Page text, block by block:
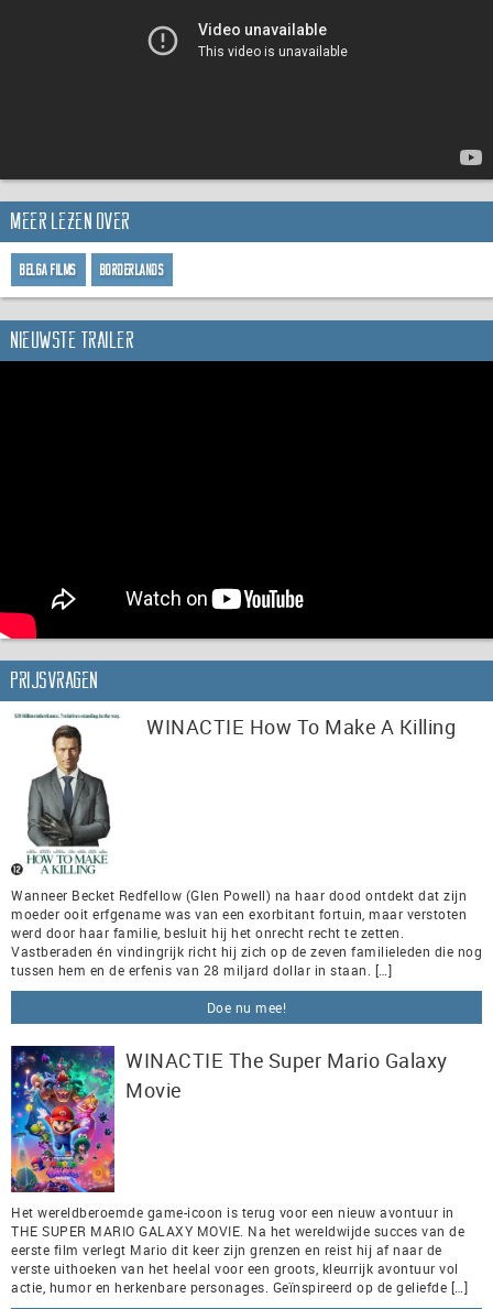
Meer lezen over
Belga Films Borderlands
Nieuwste trailer
Prijsvragen
WINACTIE How To Make A Killing
Wanneer Becket Redfellow (Glen Powell) na haar dood ontdekt dat zijn
moeder ooit erfgename was van een exorbitant fortuin, maar verstoten
werd door haar familie, besluit hij het onrecht recht te zetten.
Vastberaden én vindingrijk richt hij zich op de zeven familieleden die nog
tussen hem en de erfenis van 28 miljard dollar in staan. […]
Doe nu mee!
WINACTIE The Super Mario Galaxy
Movie
Het wereldberoemde game-icoon is terug voor een nieuw avontuur in
THE SUPER MARIO GALAXY MOVIE. Na het wereldwijde succes van de
eerste film verlegt Mario dit keer zijn grenzen en reist hij af naar de
verste uithoeken van het heelal voor een groots, kleurrijk avontuur vol
actie, humor en herkenbare personages. Geïnspireerd op de geliefde […]